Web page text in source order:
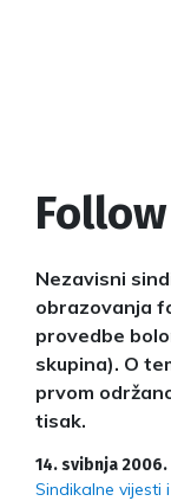
Nezavisni
obrazovanja
provedbe
skupina). O
prvom
tisak.
14. svibnja 2006.
Sindikalne vijesti